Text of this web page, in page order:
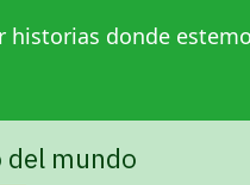
historias donde
del mundo
para el
no iba
la vocal y
Carballo; la
Beatriz